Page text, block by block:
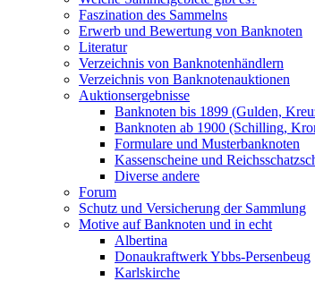
Faszination des Sammelns
Erwerb und Bewertung von Banknoten
Literatur
Verzeichnis von Banknotenhändlern
Verzeichnis von Banknotenauktionen
Auktionsergebnisse
Banknoten bis 1899 (Gulden,
Banknoten ab 1900 (Schilling,
Formulare und Musterbanknoten
Kassenscheine und
Diverse andere
Forum
Schutz und Versicherung der Sammlung
Motive auf Banknoten und in echt
Albertina
Donaukraftwerk Ybbs-Persenbeug
Karlskirche